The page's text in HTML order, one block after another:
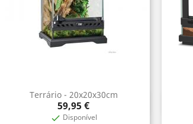
Terrário - 20x20x30cm
Prix
59,95 €
 Disponível
Aperçu rapide